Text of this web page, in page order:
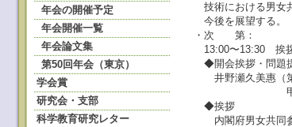
年会の開催予定
年会開催一覧
年会論文集
第50回年会（東京）
学会賞
研究会・支部
科学教育研究レター
技術における男女
今後を展望する。
・次 第：
13:00〜13:30 挨
◆開会挨拶・問題
井野瀬久美惠（第
甲南大学
◆挨拶
内閣府男女共同